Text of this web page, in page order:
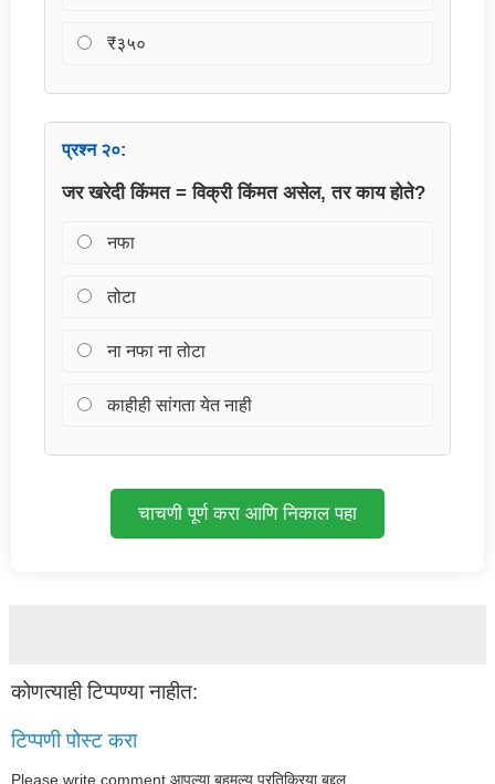
₹३५०
प्रश्न २०:
जर खरेदी किंमत = विक्री किंमत असेल, तर काय होते?
नफा
तोटा
ना नफा ना तोटा
काहीही सांगता येत नाही
चाचणी पूर्ण करा आणि निकाल पहा
कोणत्याही टिप्पण्‍या नाहीत:
टिप्पणी पोस्ट करा
Please write comment आपल्या बहुमूल्य प्रतिक्रिया बद्दल